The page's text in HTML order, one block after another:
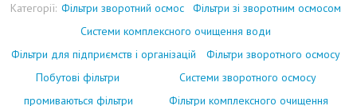
Категорії: Фільтри зворотний осмос
Фільтри зі зворотним осмосом
Системи комплексного очищення води
Фільтри для підприємств і організацій
Фільтри зворотного осмосу
Побутові фільтри
Системи зворотного осмосу
промиваються фільтри
Фільтри комплексного очищення